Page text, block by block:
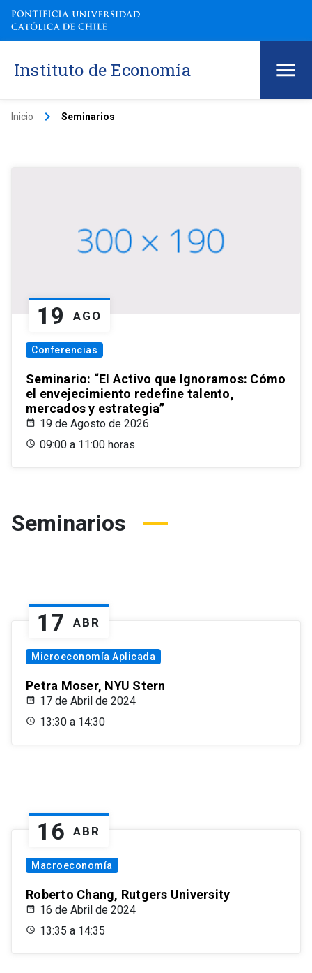
Instituto de Economía
Inicio keyboard_arrow_right Seminarios
19 AGO
Conferencias
Seminario: “El Activo que Ignoramos: Cómo
el envejecimiento redefine talento,
mercados y estrategia”
19 de Agosto de 2026
09:00 a 11:00 horas
Seminarios
17 ABR
Microeconomía Aplicada
Petra Moser, NYU Stern
17 de Abril de 2024
13:30 a 14:30
16 ABR
Macroeconomía
Roberto Chang, Rutgers University
16 de Abril de 2024
13:35 a 14:35